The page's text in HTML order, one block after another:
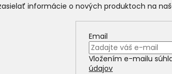
informácie o nových produktoch na
Email
Vložením e-mailu
údajov